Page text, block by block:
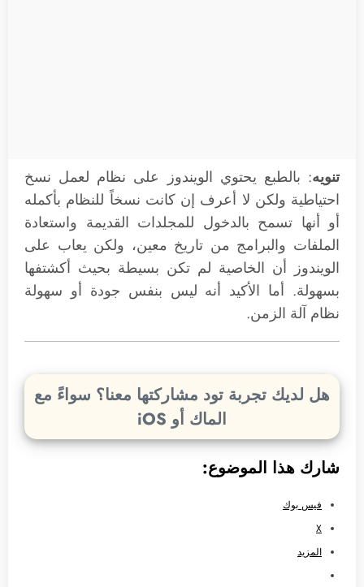
تنويه: بالطبع يحتوي الويندوز على نظام لعمل نسخ
احتياطية ولكن لا أعرف إن كانت نسخاً للنظام بأكمله
أو أنها تسمح بالدخول للمجلدات القديمة واستعادة
الملفات والبرامج من تاريخ معين، ولكن يعاب على
الويندوز أن الخاصية لم تكن بسيطة بحيث أكشتفها
بسهولة. أما الأكيد أنه ليس بنفس جودة أو سهولة
نظام آلة الزمن.
هل لديك تجربة تود مشاركتها معنا؟ سواءً مع
الماك أو iOS
شارك هذا الموضوع:
فيس بوك
X
المزيد